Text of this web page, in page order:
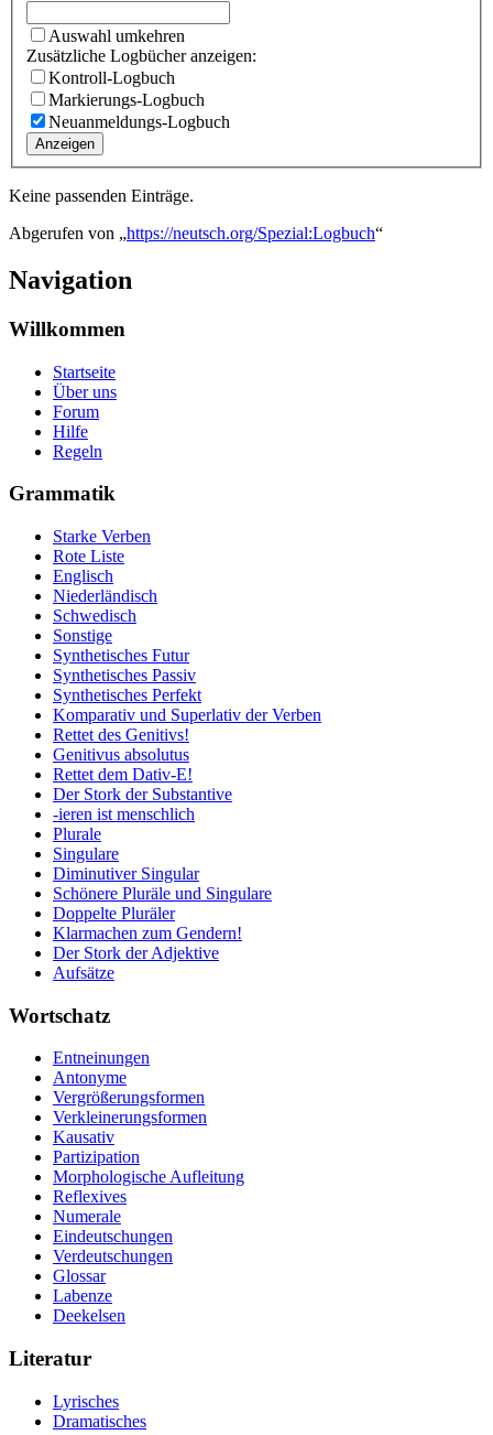
Auswahl umkehren
Zusätzliche Logbücher anzeigen:
Kontroll-Logbuch
Markierungs-Logbuch
Neuanmeldungs-Logbuch
Anzeigen
Keine passenden Einträge.
Abgerufen von „https://neutsch.org/Spezial:Logbuch“
Navigation
Willkommen
Startseite
Über uns
Forum
Hilfe
Regeln
Grammatik
Starke Verben
Rote Liste
Englisch
Niederländisch
Schwedisch
Sonstige
Synthetisches Futur
Synthetisches Passiv
Synthetisches Perfekt
Komparativ und Superlativ der Verben
Rettet des Genitivs!
Genitivus absolutus
Rettet dem Dativ-E!
Der Stork der Substantive
-ieren ist menschlich
Plurale
Singulare
Diminutiver Singular
Schönere Pluräle und Singulare
Doppelte Pluräler
Klarmachen zum Gendern!
Der Stork der Adjektive
Aufsätze
Wortschatz
Entneinungen
Antonyme
Vergrößerungsformen
Verkleinerungsformen
Kausativ
Partizipation
Morphologische Aufleitung
Reflexives
Numerale
Eindeutschungen
Verdeutschungen
Glossar
Labenze
Deekelsen
Literatur
Lyrisches
Dramatisches